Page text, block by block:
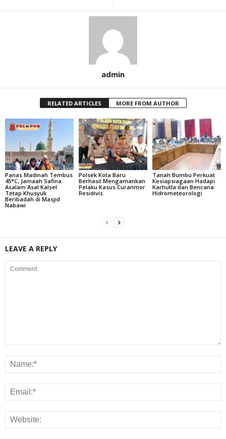
admin
RELATED ARTICLES MORE FROM AUTHOR
Panas Madinah Tembus
45°C, Jamaah Safina
Asalam Asal Kalsel
Tetap Khusyuk
Beribadah di Masjid
Nabawi
Polsek Kota Baru
Berhasil Mengamankan
Pelaku Kasus Curanmor
Residivis
Tanah Bumbu Perkuat
Kesiapsiagaan Hadapi
Karhutla dan Bencana
Hidrometeorologi
LEAVE A REPLY